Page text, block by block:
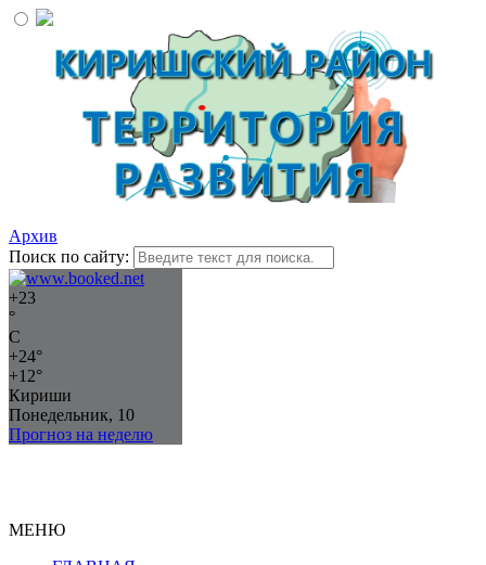
Архив
Поиск по сайту:
+23
°
C
+24°
+12°
Кириши
Понедельник, 10
Прогноз на неделю
МЕНЮ